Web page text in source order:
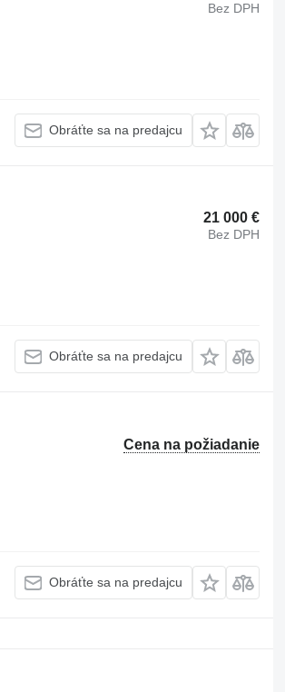
Bez DPH
Obráťte sa na predajcu
21 000 €
Bez DPH
Obráťte sa na predajcu
Cena na požiadanie
Obráťte sa na predajcu